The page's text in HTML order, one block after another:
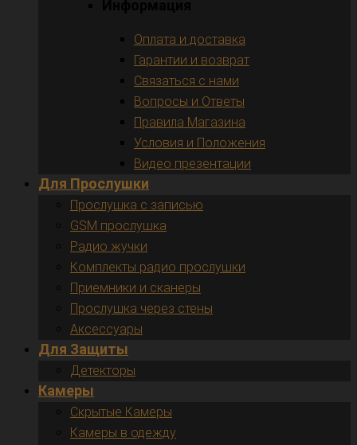
Оплата и доставка
Гарантии и возврат
Связаться с нами
Вопросы и Ответы
Правила Магазина
Условия и Положения
Видео презентации
Для Прослушки
Прослушка с записью
GSM прослушка
Радио жучки
Комплекты радио прослушки
Приемники и сканеры
Прослушка через стены
Аксессуары
Для Защиты
Детекторы
Камеры
Скрытые Камеры
Камеры в одежду